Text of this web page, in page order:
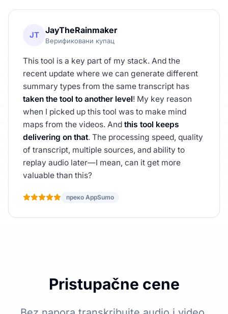
JT JayTheRainmaker
Верификовани купац
This tool is a key part of my stack. And the
recent update where we can generate different
summary types from the same transcript has
taken the tool to another level! My key reason
when I picked up this tool was to make mind
maps from the videos. And this tool keeps
delivering on that. The processing speed, quality
of transcript, multiple sources, and ability to
replay audio later—I mean, can it get more
valuable than this?
преко AppSumo
Pristupačne cene